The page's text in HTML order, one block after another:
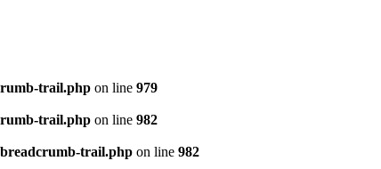
trail.php on line 979
trail.php on line 982
breadcrumb-trail.php on line 982